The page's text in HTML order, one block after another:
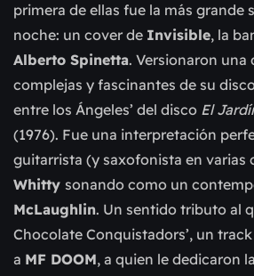
primera de ellas fue la más grande
noche: un cover de Invisible, la
Alberto Spinetta. Versionaron una
complejas y fascinantes de su
entre los Ángeles’ del disco El
(1976). Fue una interpretación
guitarrista (y saxofonista en varias
Whitty sonando como un
McLaughlin. Un sentido tributo al
Chocolate Conquistadors’, un
a MF DOOM, a quien le dedicaron